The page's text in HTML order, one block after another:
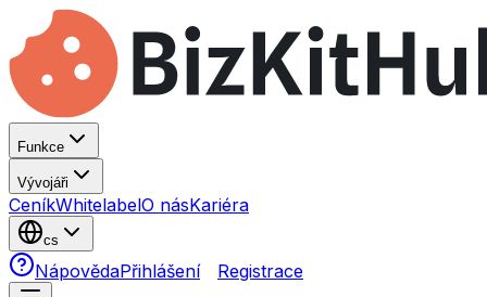
Funkce
Vývojáři
CeníkWhitelabelO násKariéra
cs
NápovědaPřihlášení Registrace